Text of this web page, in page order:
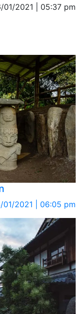
01/2021 | 05:37 pm
01/2021 | 06:05 pm